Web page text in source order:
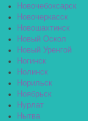
Новочебоксарск
Новочеркасск
Новошахтинск
Новый Оскол
Новый Уренгой
Ногинск
Нолинск
Норильск
Ноябрьск
Нурлат
Нытва